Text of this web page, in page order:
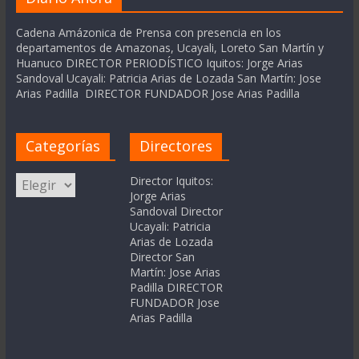
Cadena Amázonica de Prensa con presencia en los
departamentos de Amazonas, Ucayali, Loreto San Martín y
Huanuco DIRECTOR PERIODÍSTICO Iquitos: Jorge Arias
Sandoval Ucayali: Patricia Arias de Lozada San Martín: Jose
Arias Padilla DIRECTOR FUNDADOR Jose Arias Padilla
Categorías
Categorías
Directores
Director Iquitos:
Jorge Arias
Sandoval Director
Ucayali: Patricia
Arias de Lozada
Director San
Martín: Jose Arias
Padilla DIRECTOR
FUNDADOR Jose
Arias Padilla